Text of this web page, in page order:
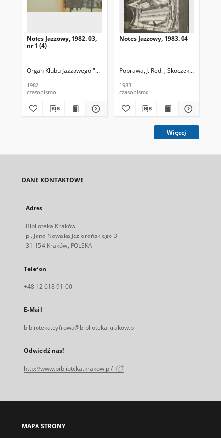
Notes Jazzowy, 1982. 03,
nr 1 (4)
Organ Klubu Jazzowego "Rotunda" Skoczek, T. Red.
1982
czasopismo
Notes Jazzowy, 1983. 04
Poprawa, J. Red. ; Skoczek T. Red.
1983
czasopismo
Więcej
DANE KONTAKTOWE
Adres
Biblioteka Kraków
pl. Jana Nowaka Jeziorańskiego 3
31-154 Kraków, POLSKA
Telefon
+48 12 618 91 00
E-Mail
biblioteka.cyfrowa@biblioteka.krakow.pl
Odwiedź nas!
http://www.biblioteka.krakow.pl/
MAPA STRONY